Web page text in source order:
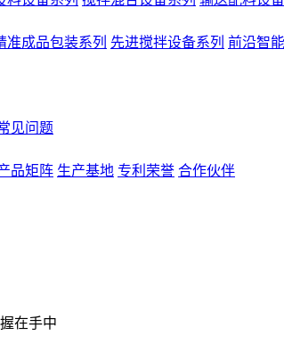
准成品包装系列 先进搅拌设备系列 前沿智
见问题
品矩阵 生产基地 专利荣誉 合作伙伴
在手中